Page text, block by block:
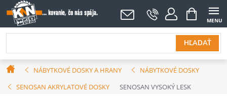
Prejsť
na
obsah
HĽADAŤ
NÁKUPNÝ
KOŠÍK
DomovNÁBYTKOVÉ DOSKY A HRANY
NÁBYTKOVÉ DOSKY
SENOSAN AKRYLATOVÉ DOSKY
SENOSAN VYSOKÝ LESK